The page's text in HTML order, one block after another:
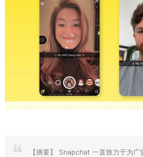
【摘要】
Snapchat 一直致力于为广